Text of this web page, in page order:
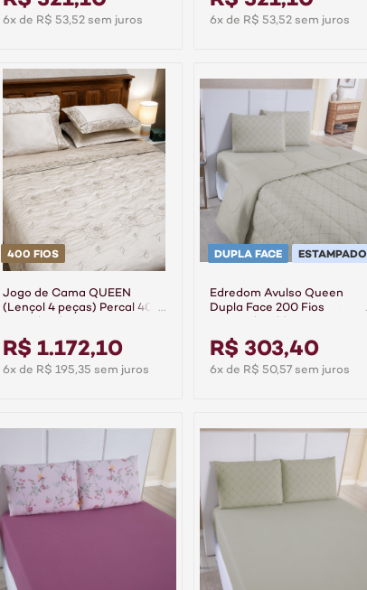
6x de R$ 53,52 sem juros 6x de R$ 53,52 sem juros
400 FIOS
Jogo de Cama QUEEN
(Lençol 4 peças) Percal 400
Bege/Caqui
R$ 1.172,10
6x de R$ 195,35 sem juros
DUPLA FACE ESTAMPADO
Edredom Avulso Queen
Dupla Face 200 Fios
R$ 303,40
6x de R$ 50,57 sem juros